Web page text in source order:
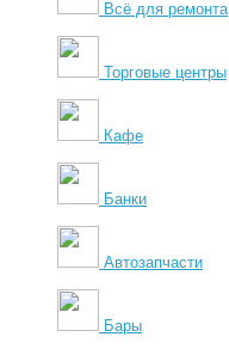
Всё для ремонта
Торговые центры
Кафе
Банки
Автозапчасти
Бары